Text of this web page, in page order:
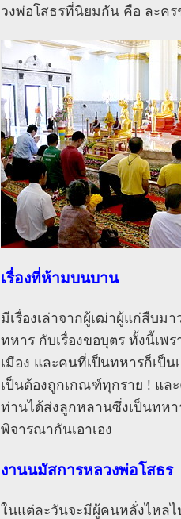
วงพ่อโสธรที่นิยมกัน คือ ละค
เรื่องที่ห้ามบนบาน
มีเรื่องเล่าจากผู้เฒ่าผู้แก่สืบม
ทหาร กับเรื่องขอบุตร ทั้งนี้เพ
เมือง และคนที่เป็นทหารก็เป็
เป็นต้องถูกเกณฑ์ทุกราย ! แล
ท่านได้ส่งลูกหลานซึ่งเป็นทหา
พิจารณากันเอาเอง
งานนมัสการหลวงพ่อโสธร
ในแต่ละวันจะมีผู้คนหลั่งไหลไ